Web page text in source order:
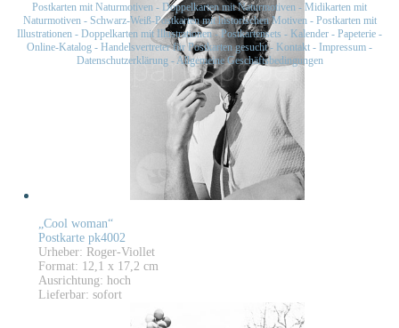
„Cool woman“
Postkarte pk4002
Urheber: Roger-Viollet
Format: 12,1 x 17,2 cm
Ausrichtung: hoch
Lieferbar: sofort
Postkarten mit Naturmotiven - Doppelkarten mit Naturmotiven - Midikarten mit
Naturmotiven- Schwarz-Weiß-Postkarten mit historischen Motiven- Postkarten mit
Illustrationen - Doppelkarten mit Illustrationen-Postkartensets - Kalender - Papeterie -
Online-Katalog - Handelsvertreter für Postkarten gesucht- Kontakt - Impressum -
Datenschutzerklärung-Allgemeine Geschäftsbedingungen